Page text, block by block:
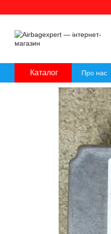
Каталог Про нас